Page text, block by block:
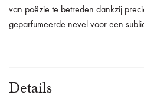
van poëzie te betreden dankzij
geparfumeerde nevel voor een
Details